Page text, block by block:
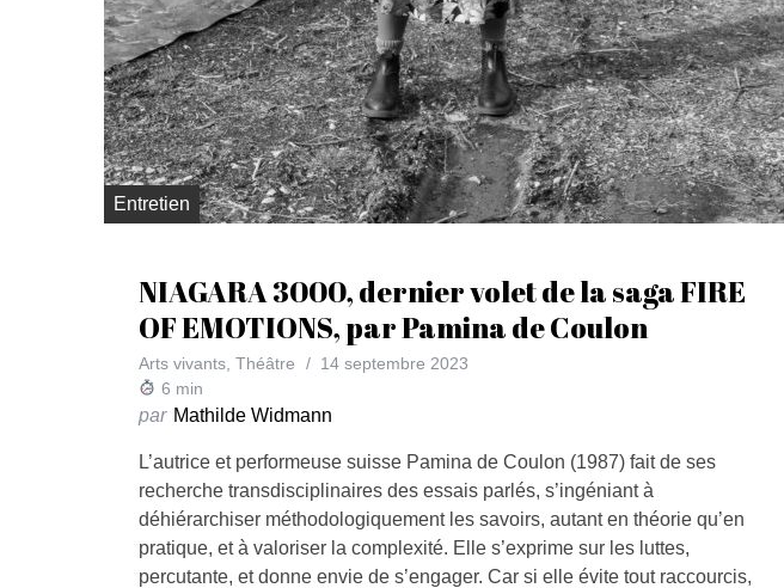
Entretien
NIAGARA 3000, dernier volet de la saga FIRE
OF EMOTIONS, par Pamina de Coulon
Arts vivants, Théâtre
14 septembre 2023
6 min
par Mathilde Widmann
L’autrice et performeuse suisse Pamina de Coulon (1987) fait de ses
recherche transdisciplinaires des essais parlés, s’ingéniant à
déhiérarchiser méthodologiquement les savoirs, autant en théorie qu’en
pratique, et à valoriser la complexité. Elle s’exprime sur les luttes,
percutante, et donne envie de s’engager. Car si elle évite tout raccourcis,